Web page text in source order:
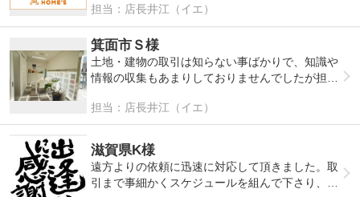
しくお願いいたします。
この度は本当にありがとうございました。
の適格な価格提案を信じ、結果迅速に売却へ繋が
りました。ご担当者様ありがとうございます。
担当：店長井江（イエ）
箕面市Ｓ様
土地・建物の取引は知らない事ばかりで、知識や
情報の収集もあまりしておりませんでしたが担当
とご指導頂き有難うございました。
取引金額も大きく、近所にも売却用の土地が残っ
ているのも数か所ありましたので、一時は本当に
買い手の方が出てくるか？ と心配しましたが、
無事に売却出来ました事、感謝致します。
担当：店長井江（イエ）
滋賀県K様
遠方よりの依頼に迅速に対応して頂きました。取
引まで事細かくスケジュールを組んで下さり、不